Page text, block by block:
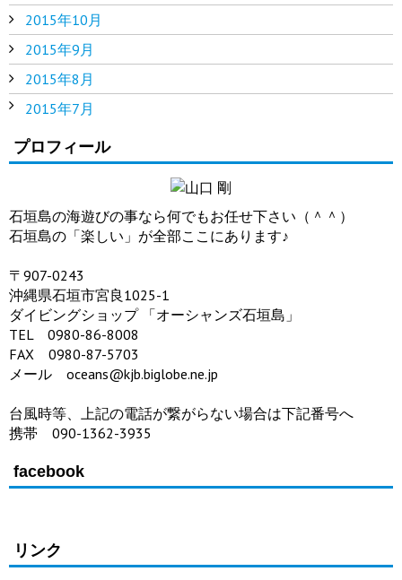
2015年10月
2015年9月
2015年8月
2015年7月
プロフィール
石垣島の海遊びの事なら何でもお任せ下さい（＾＾）
石垣島の「楽しい」が全部ここにあります♪
〒907-0243
沖縄県石垣市宮良1025-1
ダイビングショップ 「オーシャンズ石垣島」
TEL 0980-86-8008
FAX 0980-87-5703
メール oceans@kjb.biglobe.ne.jp
台風時等、上記の電話が繋がらない場合は下記番号へ
携帯 090-1362-3935
facebook
リンク